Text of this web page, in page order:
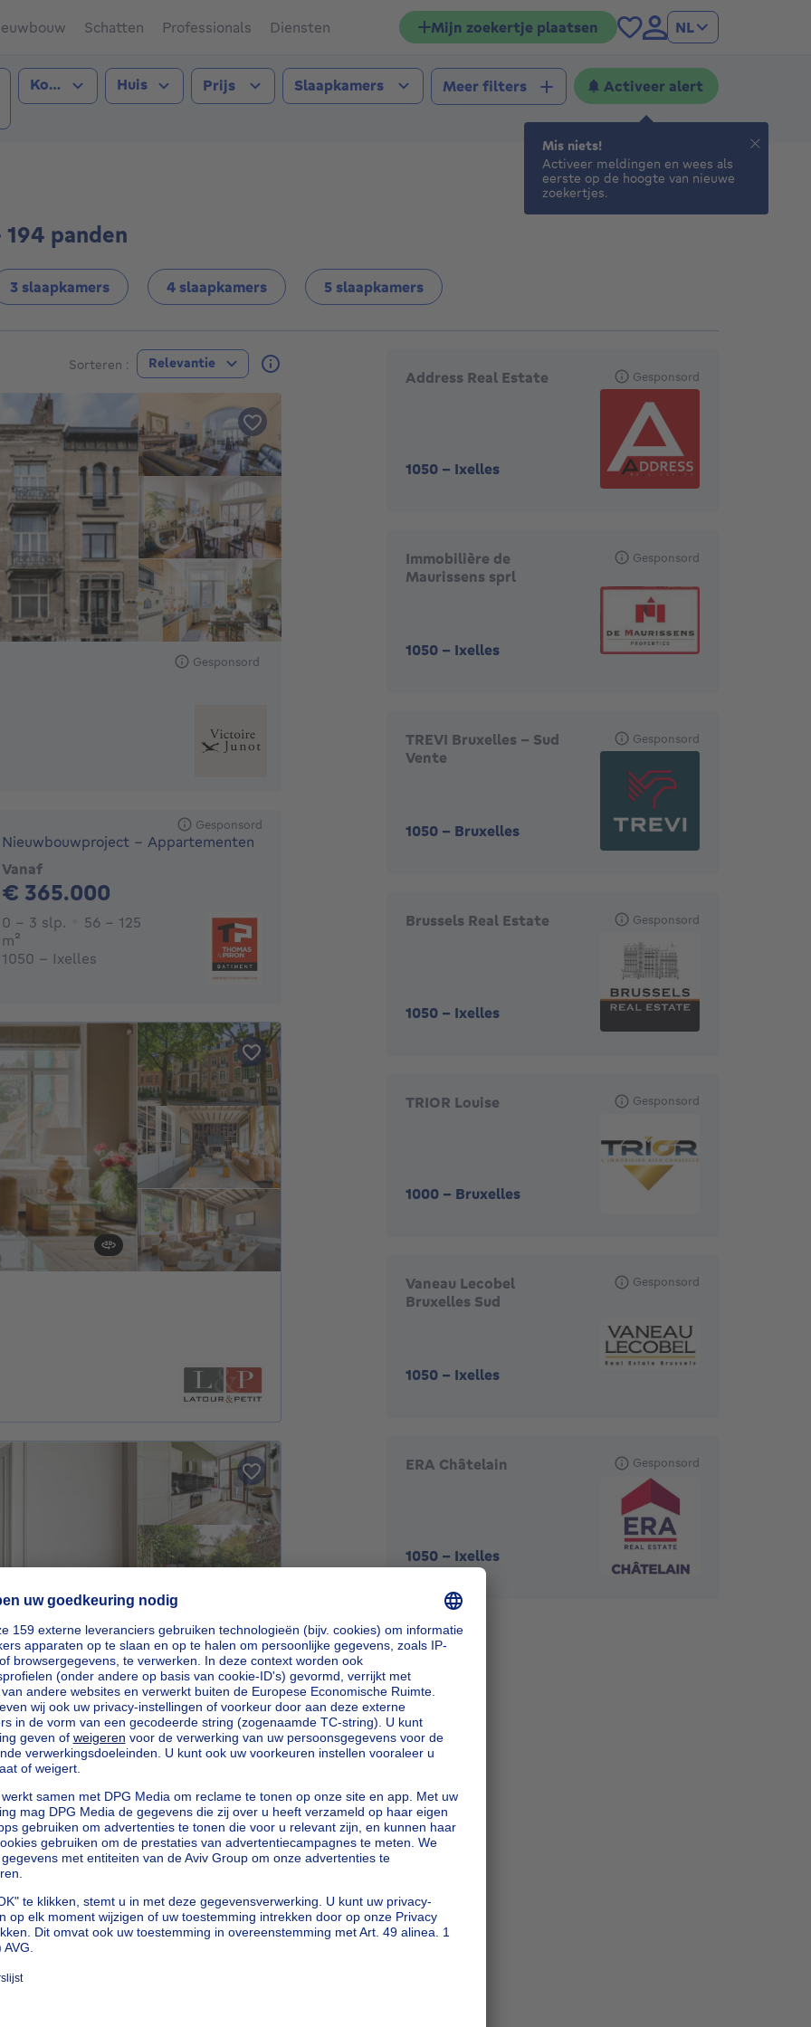
Schatten Professionals Diensten Mijn zoekertje plaatsen NL
Louisawijk (1050))
Type transactie
Kopen Type pand
Huis Prijs Slaapkamers Meer filters Activeer alert
panden
3 slaapkamers 4 slaapkamers 5 slaapkamers
Sorteren : Relevantie
Gesponsord
Gesponsord
Nieuwbouwproject - Appartementen
Vanaf
€ 365.000
0 - 3 Slaapkamers
0 - 3 slp.
56 - 125
m²
1050 - Ixelles
Aanbevolen agentschappen
Address Real Estate
1050 - Ixelles
Gesponsord
Immobilière de
Maurissens sprl
1050 - Ixelles
Gesponsord
TREVI Bruxelles - Sud
Vente
1050 - Bruxelles
Gesponsord
Brussels Real Estate
1050 - Ixelles
Gesponsord
TRIOR Louise
1000 - Bruxelles
Gesponsord
Vaneau Lecobel
Bruxelles Sud
1050 - Ixelles
Gesponsord
ERA Châtelain
1050 - Ixelles
Gesponsord
Mis niets!
Activeer meldingen en wees als
eerste op de hoogte van nieuwe
zoekertjes.